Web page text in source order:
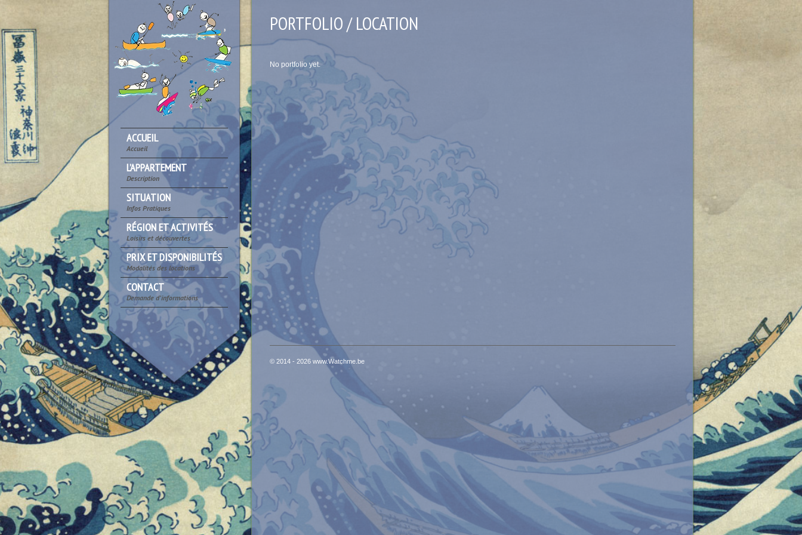
ACCUEIL
Accueil
L’APPARTEMENT
Description
SITUATION
Infos Pratiques
RÉGION ET ACTIVITÉS
Loisirs et découvertes
PRIX ET DISPONIBILITÉS
Modalités des locations
CONTACT
Demande d’informations
PORTFOLIO / LOCATION
No portfolio yet.
© 2014 - 2026 www.Watchme.be